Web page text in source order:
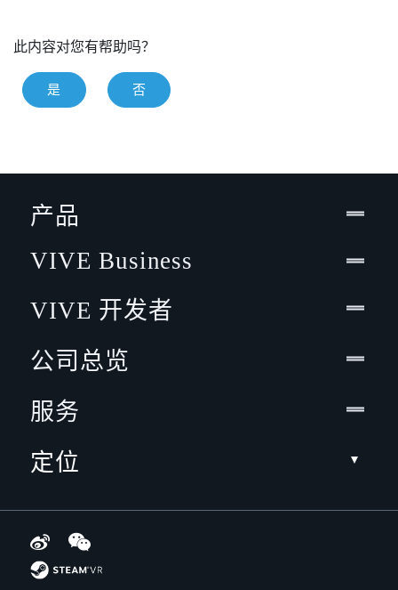
此内容对您有帮助吗？
是 否
产品
VIVE Business
VIVE 开发者
公司总览
服务
定位